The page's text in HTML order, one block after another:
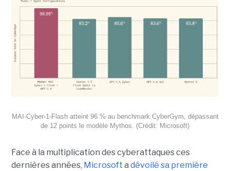
MAI-Cyber-1-Flash atteint 96 % au benchmark CyberGym, dépassant
de 12 points le modèle Mythos. (Crédit: Microsoft)
Face à la multiplication des cyberattaques ces
dernières années, Microsoft a dévoilé sa première